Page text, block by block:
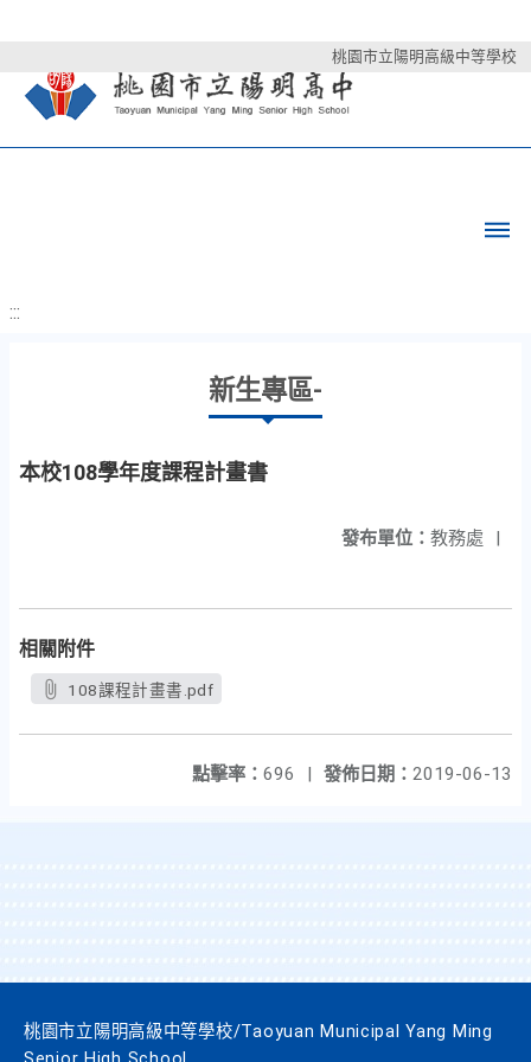
桃園市立陽明高級中等學校
:::
新生專區-
本校108學年度課程計畫書
發布單位： 教務處 |
相關附件
108課程計畫書.pdf
發佈日期： 2019-06-13
點擊率： 696 |
桃園市立陽明高級中等學校/Taoyuan Municipal Yang Ming